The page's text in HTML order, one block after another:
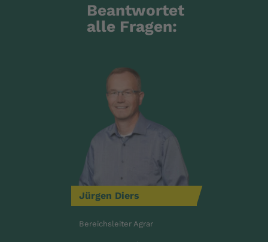
Beantwortet
alle Fragen:
Jürgen Diers
Bereichsleiter Agrar